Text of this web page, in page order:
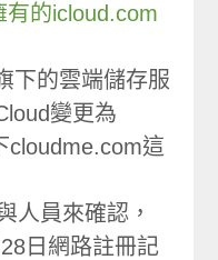
的icloud.com
下的雲端儲存服
變更為
cloudme.com這
人員來確認，
日網路註冊記